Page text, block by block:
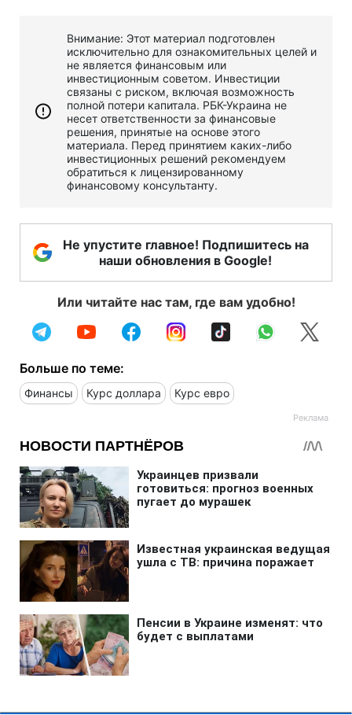
Внимание: Этот материал подготовлен
исключительно для ознакомительных целей и
не является финансовым или
инвестиционным советом. Инвестиции
связаны с риском, включая возможность
полной потери капитала. РБК-Украина не
несет ответственности за финансовые
решения, принятые на основе этого
материала. Перед принятием каких-либо
инвестиционных решений рекомендуем
обратиться к лицензированному
финансовому консультанту.
Не упустите главное! Подпишитесь на
наши обновления в Google!
Или читайте нас там, где вам удобно!
Больше по теме:
Финансы Курс доллара Курс евро